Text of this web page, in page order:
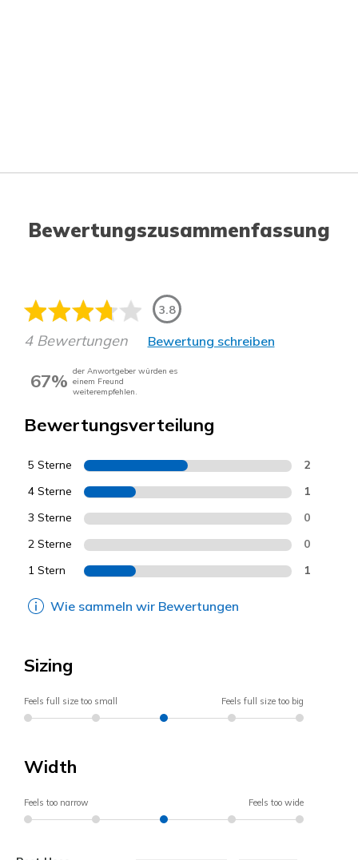
Bewertungszusammenfassung
3.8
4 Bewertungen Bewertung schreiben
67% der Anwortgeber würden es
einem Freund
weiterempfehlen.
Bewertungsverteilung
5 Sterne 2
4 Sterne 1
3 Sterne 0
2 Sterne 0
1 Stern 1
Wie sammeln wir Bewertungen
Sizing
Feels full size too small Feels full size too big
Width
Feels too narrow Feels too wide